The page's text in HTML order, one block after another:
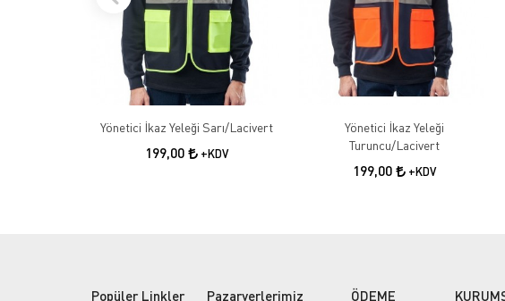
Yönetici İkaz Yeleği Sarı/Lacivert
199,00 +KDV
Yönetici İkaz Yeleği
Turuncu/Lacivert
199,00 +KDV
Popüler Linkler Pazaryerlerimiz ÖDEME